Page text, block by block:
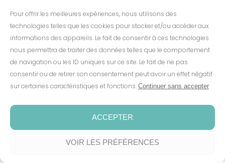
Pour offrir les meilleures expériences, nous utilisons des
technologies telles que les cookies pour stocker et/ou accéder aux
informations des appareils. Le fait de consentir à ces technologies
nous permettra de traiter des données telles que le comportement
de navigation ou les ID uniques sur ce site. Le fait de ne pas
consentir ou de retirer son consentement peut avoir un effet négatif
sur certaines caractéristiques et fonctions. Continuer sans accepter
ACCEPTER
VOIR LES PRÉFÉRENCES
sur le lien présent dans nos emails.
S'INSCRIRE
Conditions de garantie-Espace presse
Fait avec coeur parNuméria Communication